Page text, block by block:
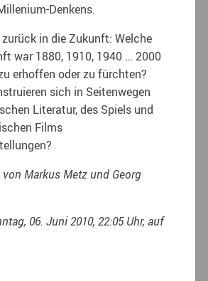
Denkens.
zurück in die Zukunft: Welche
war 1880, 1910, 1940 … 2000
erhoffen oder zu fürchten?
sich in Seitenwegen
Literatur, des Spiels und
Films
Markus Metz und Georg
06. Juni 2010, 22:05 Uhr, auf